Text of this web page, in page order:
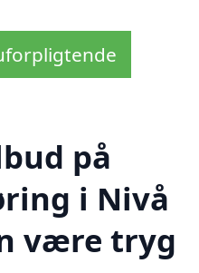
på
i Nivå
være tryg